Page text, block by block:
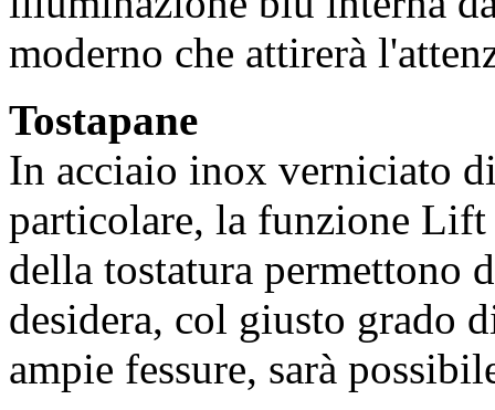
moderno che attirerà
Tostapane
In acciaio inox verniciato
particolare, la funzione
della tostatura permettono
desidera, col giusto grado
ampie fessure, sarà